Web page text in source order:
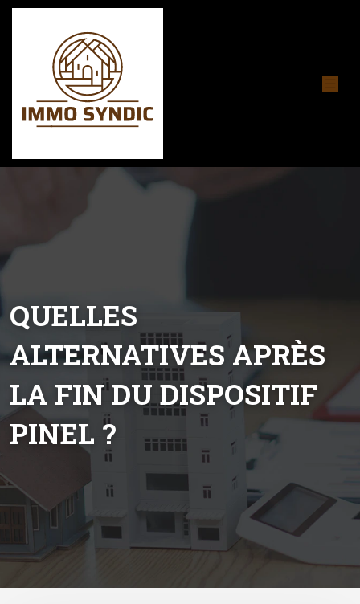
QUELLES
ALTERNATIVES APRÈS
LA FIN DU DISPOSITIF
PINEL ?